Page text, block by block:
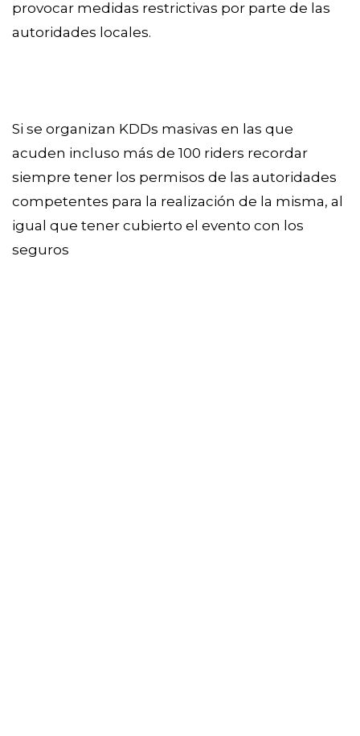
provocar medidas restrictivas por parte de las
autoridades locales.
Si se organizan KDDs masivas en las que
acuden incluso más de 100 riders recordar
siempre tener los permisos de las autoridades
competentes para la realización de la misma, al
igual que tener cubierto el evento con los
seguros